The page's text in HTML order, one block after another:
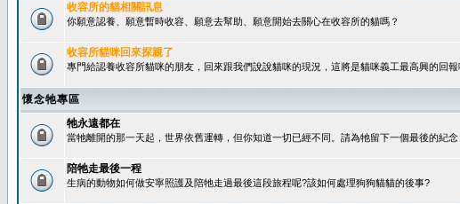
收容所的貓相關訊息
你願意認養、願意暫時收容、願意去幫助、願意開始去關心在收容所的貓嗎？
收容所貓咪回來探親了
專門給認養收容所貓咪的朋友，回來跟我們說說貓咪的現況，這將是貓咪義工最高興的回報
懷念牠專區
牠永遠都在
當牠離開的那一天起，世界依舊運轉，但你知道一切已經不同。請為牠留下一個最後的紀
陪牠走最後一程
生病的動物如何做安寧照護及陪牠走過最後這段旅程呢?該如何處理狗狗貓貓的後事?